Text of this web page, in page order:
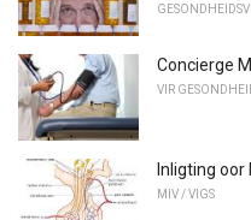
Concierge
VIR
Inligting oor
MIV / VIGS